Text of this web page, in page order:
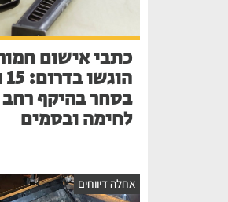
כתבי אישום
בסחר בהיקף
לחימה ובסמים
אחלה דיווחים